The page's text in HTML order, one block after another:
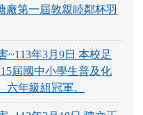
廠第一屆敦親睦鄰杯羽
~113年3月9日 本校足
屆國中小學生普及化
年級組冠軍。